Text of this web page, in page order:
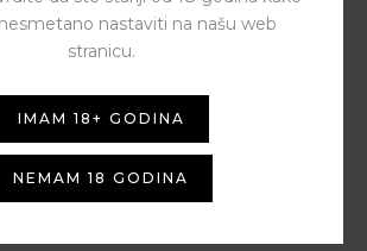
nastaviti na našu web
stranicu.
IMAM 18+ GODINA
NEMAM 18 GODINA